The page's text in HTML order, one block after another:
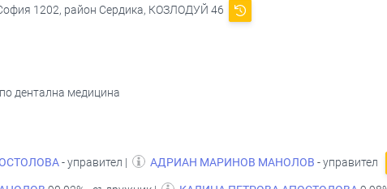
1202, район Сердика, КОЗЛОДУЙ 46
дентална медицина
- управител | АДРИАН МАРИНОВ МАНОЛОВ - управител